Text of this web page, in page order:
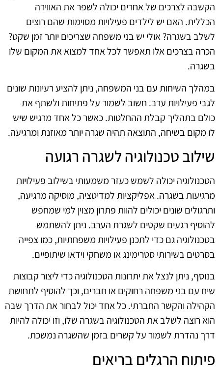
הקשבה לצרכים של אחרים יכולה לשפר את האווירה
הכללית. האם יש לילדים פעילויות מסוימות שהם רוצים
לשלב בשגרה? אולי יש בני משפחה שצריכים יותר זמן שקט?
הכרה בצרכים אלו תאפשר לכל אחד למצוא את המקום שלו
בשגרה.
במהלך השיחות עם בני המשפחה, ניתן להציע רעיונות שונים
לגבי פעילויות ערב. חשוב לשמור על פתיחות ולשתף את
כולם בתהליך קבלת ההחלטות. כאשר כל אחד מרגיש שיש
לו מקום בשיחה, התוצאה תהיה שגרה יותר מאוזנת ומרגיעה.
שילוב טכנולוגיה לשגרה רגועה
הטכנולוגיה יכולה לשמש כעזר משמעותי בשילוב פעילויות
מרגיעות בשגרה. אפליקציות למדיטציה, מוסיקה מרגיעה,
ותרגולים שונים יכולים להוות פתרון מצוין למי שמחפש
להוסיף רגעים שקטים לשגרת הערב. ניתן להשתמש
בטכנולוגיה גם כדי לתכנן פעילויות משפחתיות, כמו צפייה
בסרטים בשירותי סטרימינג או משחקי וידאו שיתופיים.
בנוסף, ניתן לנצל את יתרונות הטכנולוגיה כדי ליצור קבוצות
שיח עם בני משפחה רחוקים או חברים, וכך להוסיף לתחושת
הקהילה והקשר החברתי. כל אחד יכול לבחור את הדרך שבה
הוא רוצה לשלב את הטכנולוגיה בשגרה שלו, וזו יכולה להיות
דרך נהדרת לשמור על קשרים בזמן שהשגרה נמשכת.
פיתוח הרגלים בריאים